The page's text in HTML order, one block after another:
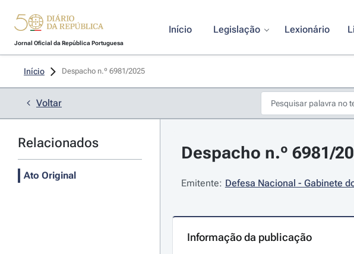
Jornal Oficial da República Portuguesa
Início Legislação Lexionário
Início Despacho n.º 6981/2025
Voltar
Relacionados
Ato Original
Despacho n.º 6981/
Emitente: Defesa Nacional - Gabinete
Informação da publicação